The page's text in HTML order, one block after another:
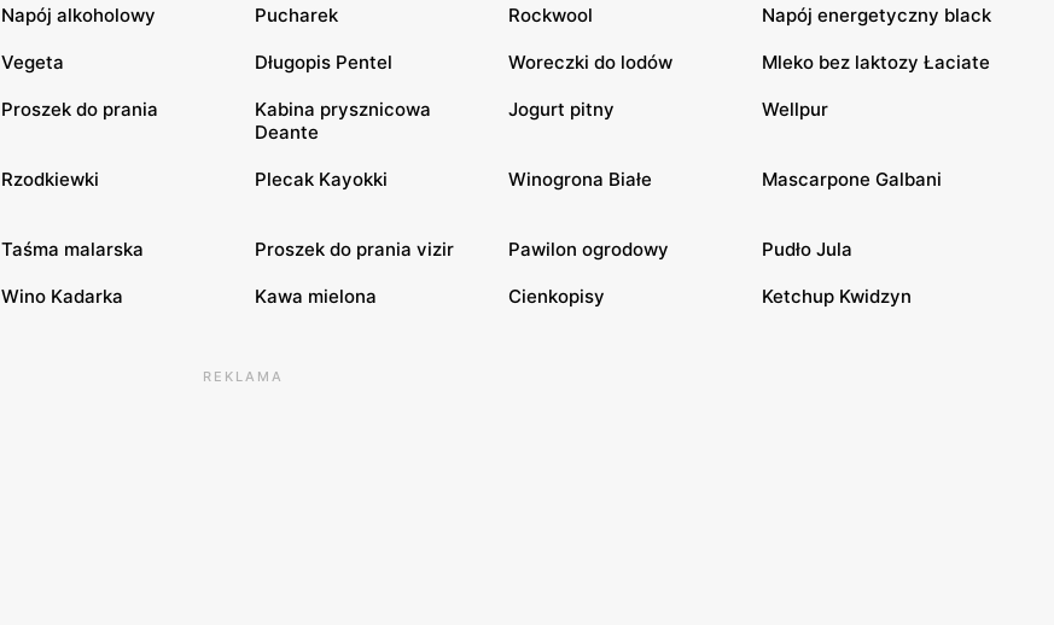
Napój alkoholowy Pucharek Rockwool Napój energetyczny black
Vegeta Długopis Pentel Woreczki do lodów Mleko bez laktozy Łaciate
Proszek do prania
Kabina prysznicowa
Deante
Jogurt pitny Wellpur
Rzodkiewki Plecak Kayokki Winogrona Białe Mascarpone Galbani
Taśma malarska Proszek do prania vizir Pawilon ogrodowy Pudło Jula
Wino Kadarka Kawa mielona Cienkopisy Ketchup Kwidzyn
REKLAMA